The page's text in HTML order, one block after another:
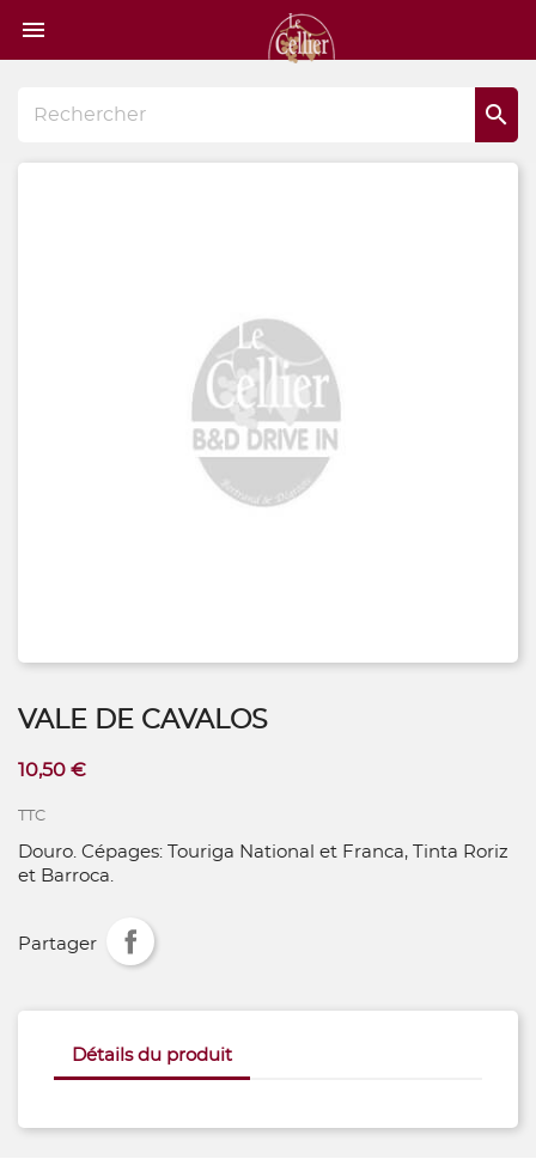


VALE DE CAVALOS
10,50 €
TTC
Douro. Cépages: Touriga National et Franca, Tinta Roriz
et Barroca.
Partager
Détails du produit